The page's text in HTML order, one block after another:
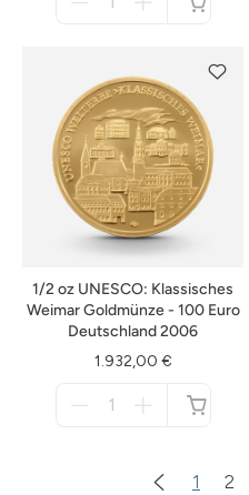
1/2 oz UNESCO: Klassisches
Weimar Goldmünze - 100 Euro
Deutschland 2006
1.932,00 €
1 2